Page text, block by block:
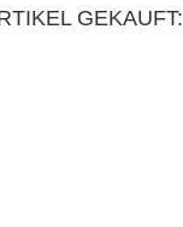
GEKAUFT: